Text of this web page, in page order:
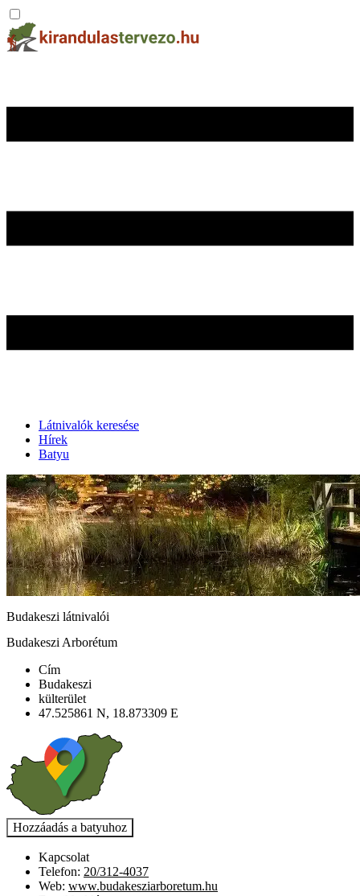
Látnivalók keresése
Hírek
Batyu
Budakeszi látnivalói
Budakeszi Arborétum
Cím
Budakeszi
külterület
47.525861 N, 18.873309 E
Kapcsolat
Telefon: 20/312-4037
Web: www.budakesziarboretum.hu